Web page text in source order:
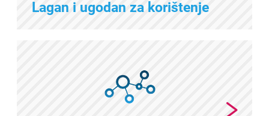
Lagan i ugodan za korištenje